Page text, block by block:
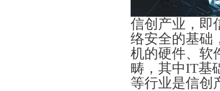
信创产业，即
络安全的基础
机的硬件、软
畴，其中IT基
等行业是信创